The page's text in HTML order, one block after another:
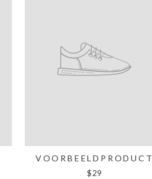
VOORBEELDPRODUCT
$29